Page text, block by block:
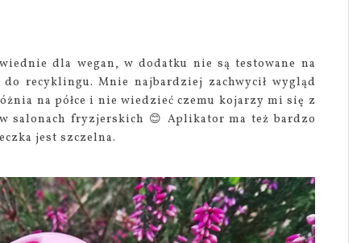
dla wegan, w dodatku nie są testowane na
recyklingu. Mnie najbardziej zachwycił wygląd
na półce i nie wiedzieć czemu kojarzy mi się z
salonach fryzjerskich 😊 Aplikator ma też bardzo
jest szczelna.